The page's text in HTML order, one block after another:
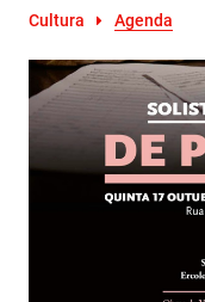
Cultura Agenda